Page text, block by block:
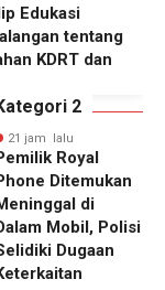
Bekali
BUMDes
dengan Pola
2
21 jam lalu
Royal
Ditemukan
di
Mobil, Polisi
Dugaan